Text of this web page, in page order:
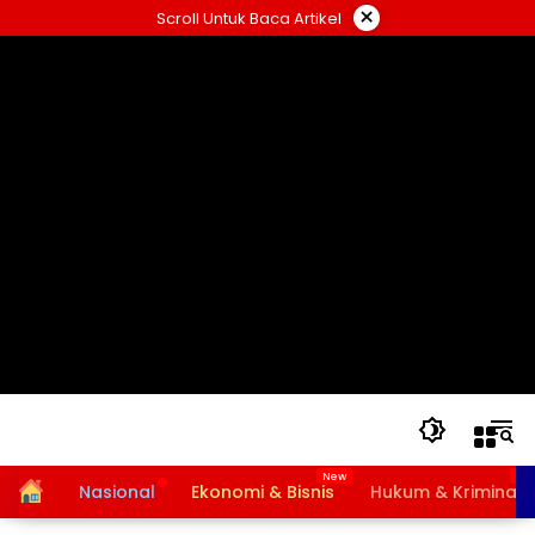
ke
Scroll Untuk Baca Artikel ×
HomeNasional Ekonomi & Bisnis Hukum & Kriminal